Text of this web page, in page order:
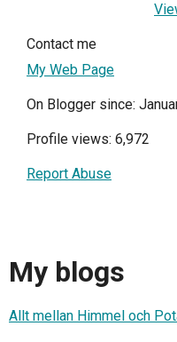
Contact me
My Web Page
On Blogger since:
Profile views: 6,972
Report Abuse
My blogs
Allt mellan Himmel och